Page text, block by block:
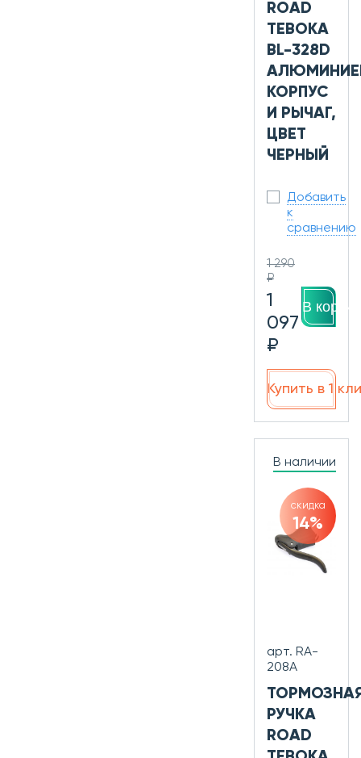
ROAD
TEBOKA
BL-328D
КОРПУС
И РЫЧАГ,
ЦВЕТ
ЧЕРНЫЙ
Добавить
к
сравнению
1 290
₽
1
097
₽
В
Купить в 1
В наличии
скидка
14%
арт. RA-
208A
РУЧКА
ROAD